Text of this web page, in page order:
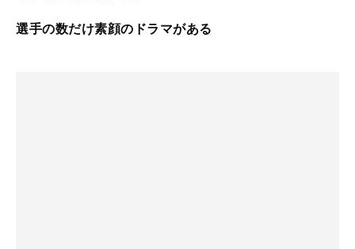
選手の数だけ素顔のドラマがある